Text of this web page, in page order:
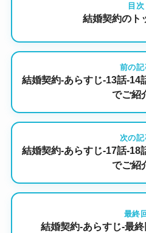
目次
結婚契約のト
前の記
結婚契約-あらすじ-13話-14
でご紹
次の
結婚契約-あらすじ-17話-18
でご紹
最終
結婚契約-あらすじ-最